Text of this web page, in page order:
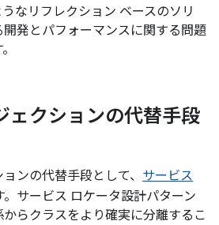
なリフレクション ベースのソリ
発とパフォーマンスに関する問題
ェクションの代替手段
ンの代替手段として、 サービス
。サービス ロケータ設計パターン
らクラスをより確実に分離するこ